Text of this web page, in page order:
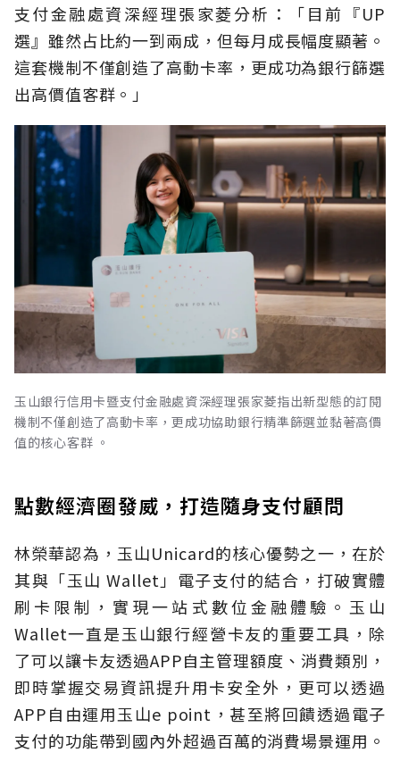
支付金融處資深經理張家菱分析：「目前『UP
選』雖然占比約一到兩成，但每月成長幅度顯著。
這套機制不僅創造了高動卡率，更成功為銀行篩選
出高價值客群。」
玉山銀行信用卡暨支付金融處資深經理張家菱指出新型態的訂閱
機制不僅創造了高動卡率，更成功協助銀行精準篩選並黏著高價
值的核心客群 。
點數經濟圈發威，打造隨身支付顧問
林榮華認為，玉山Unicard的核心優勢之一，在於
其與「玉山 Wallet」電子支付的結合，打破實體
刷卡限制，實現一站式數位金融體驗。玉山
Wallet一直是玉山銀行經營卡友的重要工具，除
了可以讓卡友透過APP自主管理額度、消費類別，
即時掌握交易資訊提升用卡安全外，更可以透過
APP自由運用玉山e point，甚至將回饋透過電子
支付的功能帶到國內外超過百萬的消費場景運用。